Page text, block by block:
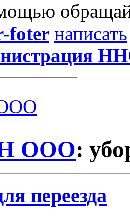
foter написать
ООО:
переезда